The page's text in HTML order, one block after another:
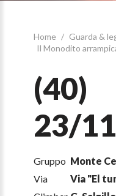
Home / Guarda &
Il Monodito
(40)
23/
Gruppo Monte
Via
Via "El